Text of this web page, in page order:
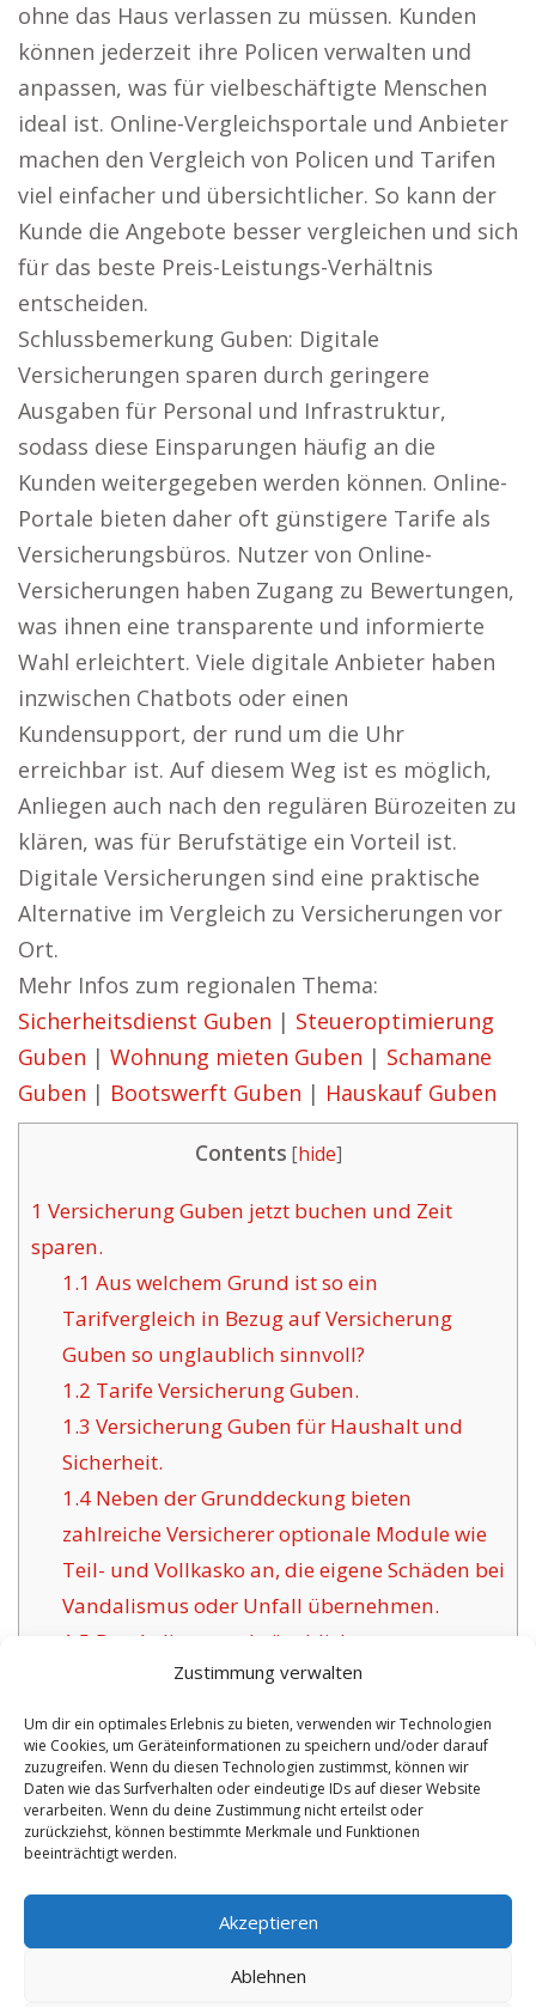
Zustimmung verwalten
Um dir ein optimales Erlebnis zu bieten, verwenden wir Technologien
wie Cookies, um Geräteinformationen zu speichern und/oder darauf
zuzugreifen. Wenn du diesen Technologien zustimmst, können wir
Daten wie das Surfverhalten oder eindeutige IDs auf dieser Website
verarbeiten. Wenn du deine Zustimmung nicht erteilst oder
zurückziehst, können bestimmte Merkmale und Funktionen
beeinträchtigt werden.
Akzeptieren
Ablehnen
ohne das Haus verlassen zu müssen. Kunden
können jederzeit ihre Policen verwalten und
anpassen, was für vielbeschäftigte Menschen
ideal ist. Online-Vergleichsportale und Anbieter
machen den Vergleich von Policen und Tarifen
viel einfacher und übersichtlicher. So kann der
Kunde die Angebote besser vergleichen und sich
für das beste Preis-Leistungs-Verhältnis
entscheiden.
Schlussbemerkung Guben: Digitale
Versicherungen sparen durch geringere
Ausgaben für Personal und Infrastruktur,
sodass diese Einsparungen häufig an die
Kunden weitergegeben werden können. Online-
Portale bieten daher oft günstigere Tarife als
Versicherungsbüros. Nutzer von Online-
Versicherungen haben Zugang zu Bewertungen,
was ihnen eine transparente und informierte
Wahl erleichtert. Viele digitale Anbieter haben
inzwischen Chatbots oder einen
Kundensupport, der rund um die Uhr
erreichbar ist. Auf diesem Weg ist es möglich,
Anliegen auch nach den regulären Bürozeiten zu
klären, was für Berufstätige ein Vorteil ist.
Digitale Versicherungen sind eine praktische
Alternative im Vergleich zu Versicherungen vor
Ort.
Mehr Infos zum regionalen Thema:
Sicherheitsdienst Guben | Steueroptimierung
Guben | Wohnung mieten Guben | Schamane
Guben | Bootswerft Guben | Hauskauf Guben
Contents [hide]
1 Versicherung Guben jetzt buchen und Zeit
sparen.
1.1 Aus welchem Grund ist so ein
Tarifvergleich in Bezug auf Versicherung
Guben so unglaublich sinnvoll?
1.2 Tarife Versicherung Guben.
1.3 Versicherung Guben für Haushalt und
Sicherheit.
1.4Neben der Grunddeckung bieten
zahlreiche Versicherer optionale Module wie
Teil- und Vollkasko an, die eigene Schäden bei
Vandalismus oder Unfall übernehmen.
1.5 Das Anliegen gebräuchlicher
Versicherungsgesellschaften für Guben:
1.6
Positive Argumente dieser angebotenen
Versicherung in Guben:
1.6.1Persönliche Policen sowie
Zertifizierung:
No tags for this post.